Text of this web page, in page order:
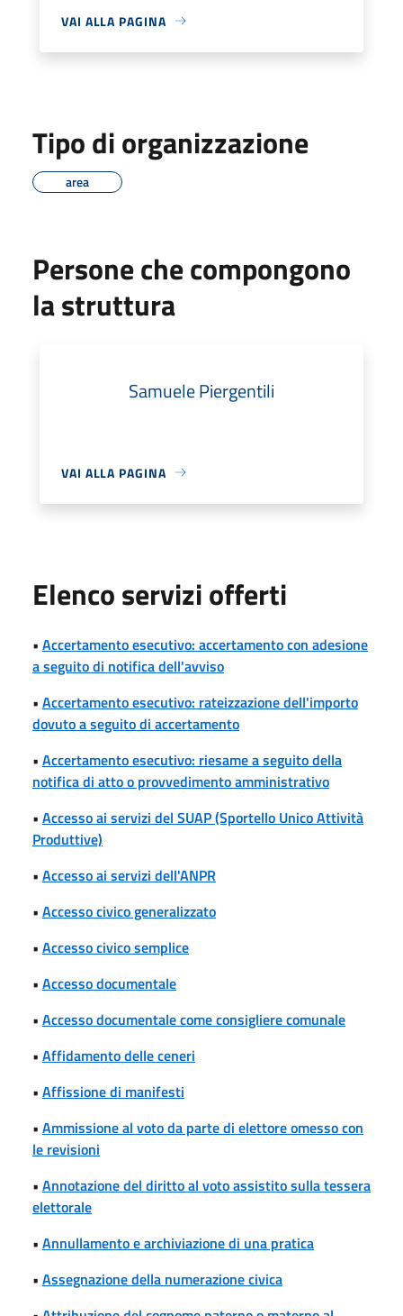
VAI ALLA PAGINA
Tipo di organizzazione
area
Persone che compongono
la struttura
Samuele Piergentili
VAI ALLA PAGINA
Elenco servizi offerti
• Accertamento esecutivo: accertamento con adesione
a seguito di notifica dell'avviso
• Accertamento esecutivo: rateizzazione dell'importo
dovuto a seguito di accertamento
• Accertamento esecutivo: riesame a seguito della
notifica di atto o provvedimento amministrativo
• Accesso ai servizi del SUAP (Sportello Unico Attività
Produttive)
• Accesso ai servizi dell'ANPR
• Accesso civico generalizzato
• Accesso civico semplice
• Accesso documentale
• Accesso documentale come consigliere comunale
• Affidamento delle ceneri
• Affissione di manifesti
• Ammissione al voto da parte di elettore omesso con
le revisioni
• Annotazione del diritto al voto assistito sulla tessera
elettorale
• Annullamento e archiviazione di una pratica
• Assegnazione della numerazione civica